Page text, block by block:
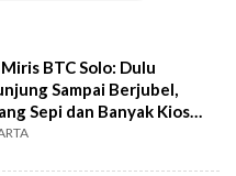
BTC Solo: Dulu
Sampai Berjubel,
Sepi dan Banyak Kios